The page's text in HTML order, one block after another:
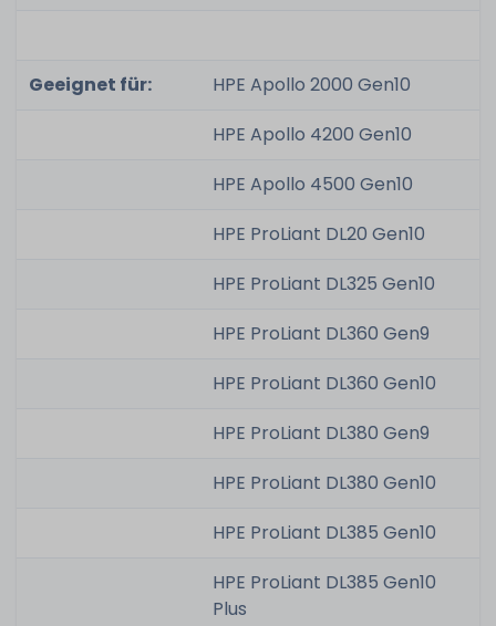
Geeignet für:
HPE Apollo 2000 Gen10
HPE Apollo 4200 Gen10
HPE Apollo 4500 Gen10
HPE ProLiant DL20 Gen10
HPE ProLiant DL325 Gen10
HPE ProLiant DL360 Gen9
HPE ProLiant DL360 Gen10
HPE ProLiant DL380 Gen9
HPE ProLiant DL380 Gen10
HPE ProLiant DL385 Gen10
HPE ProLiant DL385 Gen10
Plus